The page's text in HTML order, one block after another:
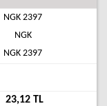
NGK 2397
NGK
NGK 2397
23,12 TL